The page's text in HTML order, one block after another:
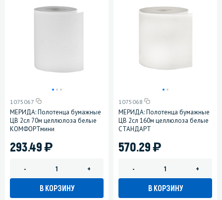
1075067
МЕРИДА: Полотенца бумажные
ЦВ 2сл 70м целлюлоза белые
КОМФОРТмини
293.49)
- +
В КОРЗИНУ
1075068
МЕРИДА: Полотенца бумажные
ЦВ 2сл 160м целлюлоза белые
СТАНДАРТ
570.29)
- +
В КОРЗИНУ